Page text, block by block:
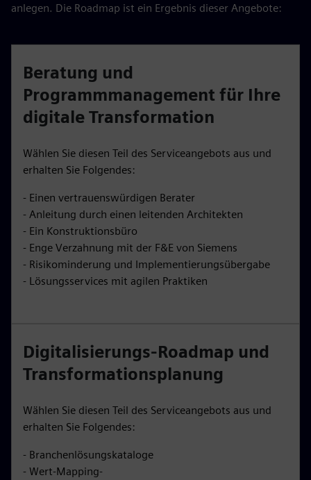
anlegen. Die Roadmap ist ein Ergebnis dieser Angebote:
Beratung und
Programmmanagement für Ihre
digitale Transformation
Wählen Sie diesen Teil des Serviceangebots aus und
erhalten Sie Folgendes:
- Einen vertrauenswürdigen Berater
- Anleitung durch einen leitenden Architekten
- Ein Konstruktionsbüro
- Enge Verzahnung mit der F&E von Siemens
- Risikominderung und Implementierungsübergabe
- Lösungsservices mit agilen Praktiken
Digitalisierungs-Roadmap und
Transformationsplanung
Wählen Sie diesen Teil des Serviceangebots aus und
erhalten Sie Folgendes:
- Branchenlösungskataloge
- Wert-Mapping-